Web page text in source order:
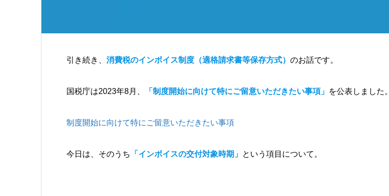
引き続き、 消費税のインボイス制度（適格請求書等保存方式） のお話です。
国税庁は2023年8月、 「制度開始に向けて特にご留意いただきたい事項」 を公表しました。
制度開始に向けて特にご留意いただきたい事項
今日は、そのうち 「インボイスの交付対象時期」 という項目について。